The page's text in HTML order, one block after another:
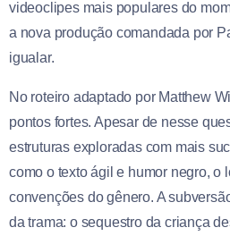
videoclipes mais populares do
a nova produção comandada por
igualar.
No roteiro adaptado por Matthew
pontos fortes. Apesar de nesse
estruturas exploradas com mais
como o texto ágil e humor negro, o
convenções do gênero. A
da trama: o sequestro da criança